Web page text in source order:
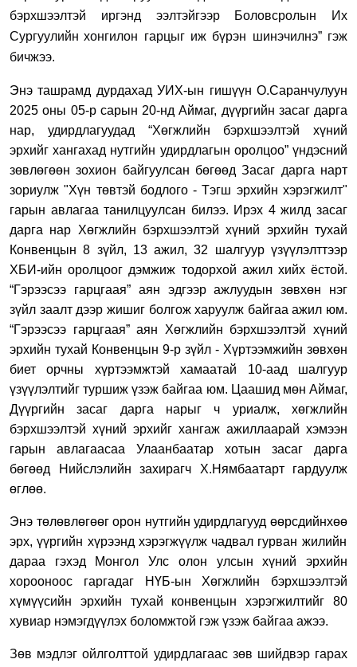
бэрхшээлтэй иргэнд ээлтэйгээр
Боловсролын Их
Сургуулийн хонгилон гарцыг иж бүрэн шинэчилнэ” гэж
бичжээ.
Энэ ташрамд дурдахад УИХ-ын гишүүн О.Саранчулуун
2025 оны 05-р сарын 20-нд Аймаг, дүүргийн засаг дарга
нар, удирдлагуудад “Хөгжлийн бэрхшээлтэй хүний
эрхийг хангахад нутгийн удирдлагын оролцоо” үндэсний
зөвлөгөөн зохион байгуулсан бөгөөд Засаг дарга нарт
зориулж "Хүн төвтэй бодлого - Тэгш эрхийн хэрэгжилт"
гарын авлагаа танилцуулсан билээ. Ирэх 4 жилд засаг
дарга нар Хөгжлийн бэрхшээлтэй хүний эрхийн тухай
Конвенцын 8 зүйл, 13 ажил, 32 шалгуур үзүүлэлттээр
ХБИ-ийн оролцоог дэмжиж тодорхой ажил хийх ёстой.
“Гэрээсээ гарцгаая” аян эдгээр ажлуудын зөвхөн нэг
зүйл заалт дээр жишиг болгож харуулж байгаа ажил юм.
“Гэрээсээ гарцгаая” аян Хөгжлийн бэрхшээлтэй хүний
эрхийн тухай Конвенцын 9-р зүйл - Хүртээмжийн зөвхөн
биет орчны хүртээмжтэй хамаатай 10-аад шалгуур
үзүүлэлтийг туршиж үзэж байгаа юм. Цаашид мөн Аймаг,
Дүүргийн засаг дарга нарыг ч уриалж, хөгжлийн
бэрхшээлтэй хүний эрхийг хангаж ажиллаарай хэмээн
гарын авлагаасаа Улаанбаатар хотын засаг дарга
бөгөөд Нийслэлийн захирагч Х.Нямбаатарт гардуулж
өглөө.
Энэ төлөвлөгөөгорон нутгийн удирдлагууд өөрсдийнхөө
эрх, үүргийн хүрээнд хэрэгжүүлж чадвал гурван жилийн
дараа гэхэд Монгол Улс олон улсын хүний эрхийн
хорооноос гаргадаг НҮБ-ын Хөгжлийн бэрхшээлтэй
хүмүүсийн эрхийн тухай конвенцын хэрэгжилтийг 80
хувиар нэмэгдүүлэх боломжтой гэж үзэж байгаа ажээ.
Зөв мэдлэг ойлголттой удирдлагаас зөв шийдвэр гарах